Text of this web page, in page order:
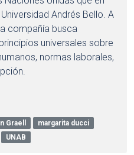
Andrés Bello. A
compañía busca
universales sobre
normas laborales,
Graell
margarita ducci
UNAB